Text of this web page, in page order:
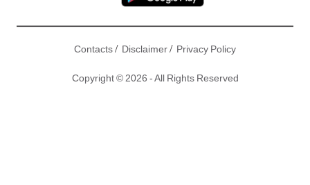
Contacts/ Disclaimer/ Privacy Policy
Copyright © 2026 - All Rights Reserved